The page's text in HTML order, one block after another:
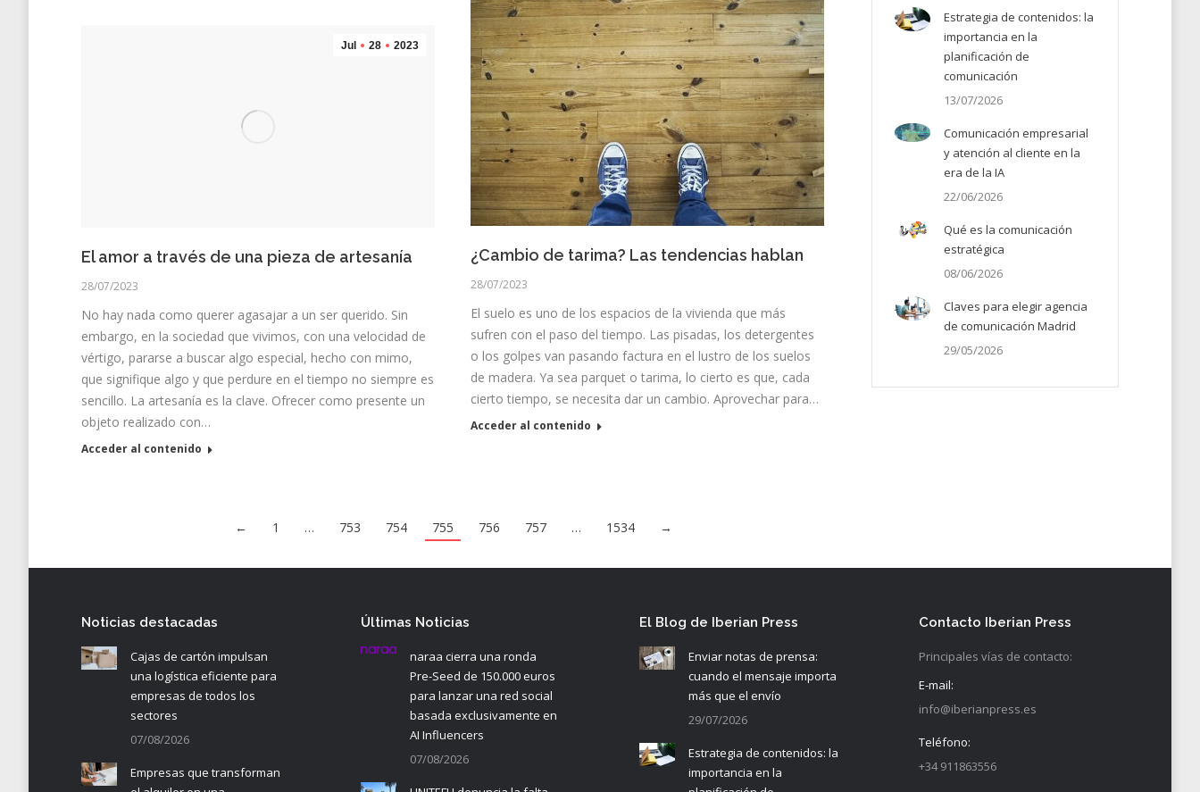
¿Cambio de tarima? Las tendencias hablan
28/07/2023
El suelo es uno de los espacios de la vivienda que más
sufren con el paso del tiempo. Las pisadas, los detergentes
o los golpes van pasando factura en el lustro de los suelos
de madera. Ya sea parquet o tarima, lo cierto es que, cada
cierto tiempo, se necesita dar un cambio. Aprovechar para…
Acceder al contenido
Jul 28 2023
El amor a través de una pieza de artesanía
28/07/2023
No hay nada como querer agasajar a un ser querido. Sin
embargo, en la sociedad que vivimos, con una velocidad de
vértigo, pararse a buscar algo especial, hecho con mimo,
que signifique algo y que perdure en el tiempo no siempre es
sencillo. La artesanía es la clave. Ofrecer como presente un
objeto realizado con…
Acceder al contenido
← 1 … 753 754 755 756 757 … 1534 →
Estrategia de contenidos: la
importancia en la
planificación de
comunicación
13/07/2026
Comunicación empresarial
y atención al cliente en la
era de la IA
22/06/2026
Qué es la comunicación
estratégica
08/06/2026
Claves para elegir agencia
de comunicación Madrid
29/05/2026
Noticias destacadas
Cajas de cartón impulsan
una logística eficiente para
empresas de todos los
sectores
07/08/2026
Empresas que transforman
Últimas Noticias
naraa cierra una ronda
Pre-Seed de 150.000 euros
para lanzar una red social
basada exclusivamente en
AI Influencers
07/08/2026
El Blog de Iberian Press
Enviar notas de prensa:
cuando el mensaje importa
más que el envío
29/07/2026
Estrategia de contenidos: la
importancia en la
Contacto Iberian Press
Principales vías de contacto:
E-mail:
info@iberianpress.es
Teléfono:
+34 911863556